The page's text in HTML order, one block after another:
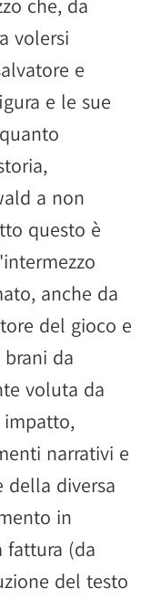
che, da
volersi
e
e le sue
a non
questo è
anche da
del gioco e
da
voluta da
impatto,
narrativi e
della diversa
in
fattura (da
del testo